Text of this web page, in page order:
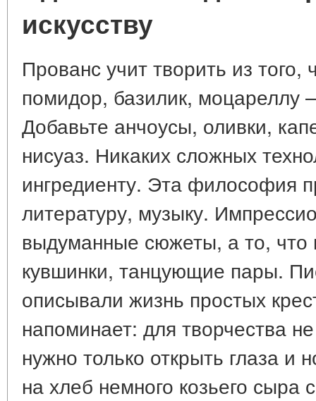
искусству
Прованс учит творить из того,
помидор, базилик, моцареллу
Добавьте анчоусы, оливки,
нисуаз. Никаких сложных
ингредиенту. Эта философия
литературу, музыку.
выдуманные сюжеты, а то, что
кувшинки, танцующие пары.
описывали жизнь простых
напоминает: для творчества
нужно только открыть глаза
на хлеб немного козьего сыра